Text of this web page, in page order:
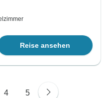
Reise ansehen
4 5